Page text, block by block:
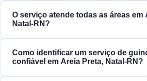
O serviço atende todas as áreas em
Natal‑RN?
Como identificar um serviço de
confiável em Areia Preta, Natal‑RN?